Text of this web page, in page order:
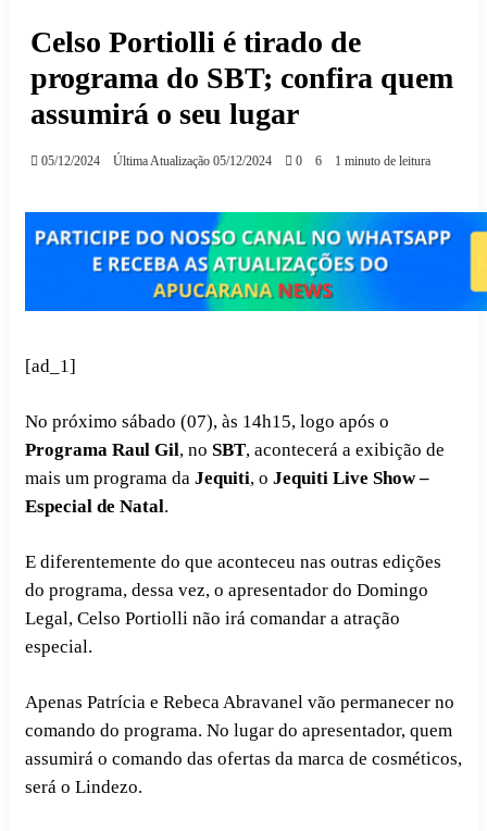
Celso Portiolli é tirado de
programa do SBT; confira quem
assumirá o seu lugar
05/12/2024 Última Atualização 05/12/2024 0 6 1 minuto de leitura
[ad_1]
No próximo sábado (07), às 14h15, logo após o
Programa Raul Gil, no SBT, acontecerá a exibição de
mais um programa da Jequiti, o Jequiti Live Show –
Especial de Natal.
E diferentemente do que aconteceu nas outras edições
do programa, dessa vez, o apresentador do Domingo
Legal, Celso Portiolli não irá comandar a atração
especial.
Apenas Patrícia e Rebeca Abravanel vão permanecer no
comando do programa. No lugar do apresentador, quem
assumirá o comando das ofertas da marca de cosméticos,
será o Lindezo.